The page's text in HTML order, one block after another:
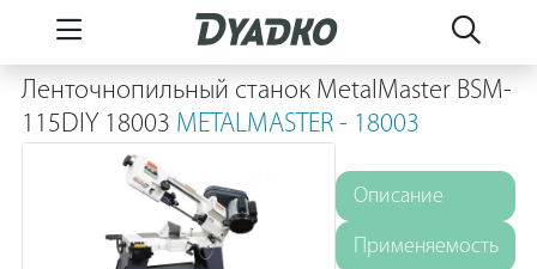
Ленточнопильный станок MetalMaster BSM-
115DIY 18003 METALMASTER - 18003
Описание
Применяемость